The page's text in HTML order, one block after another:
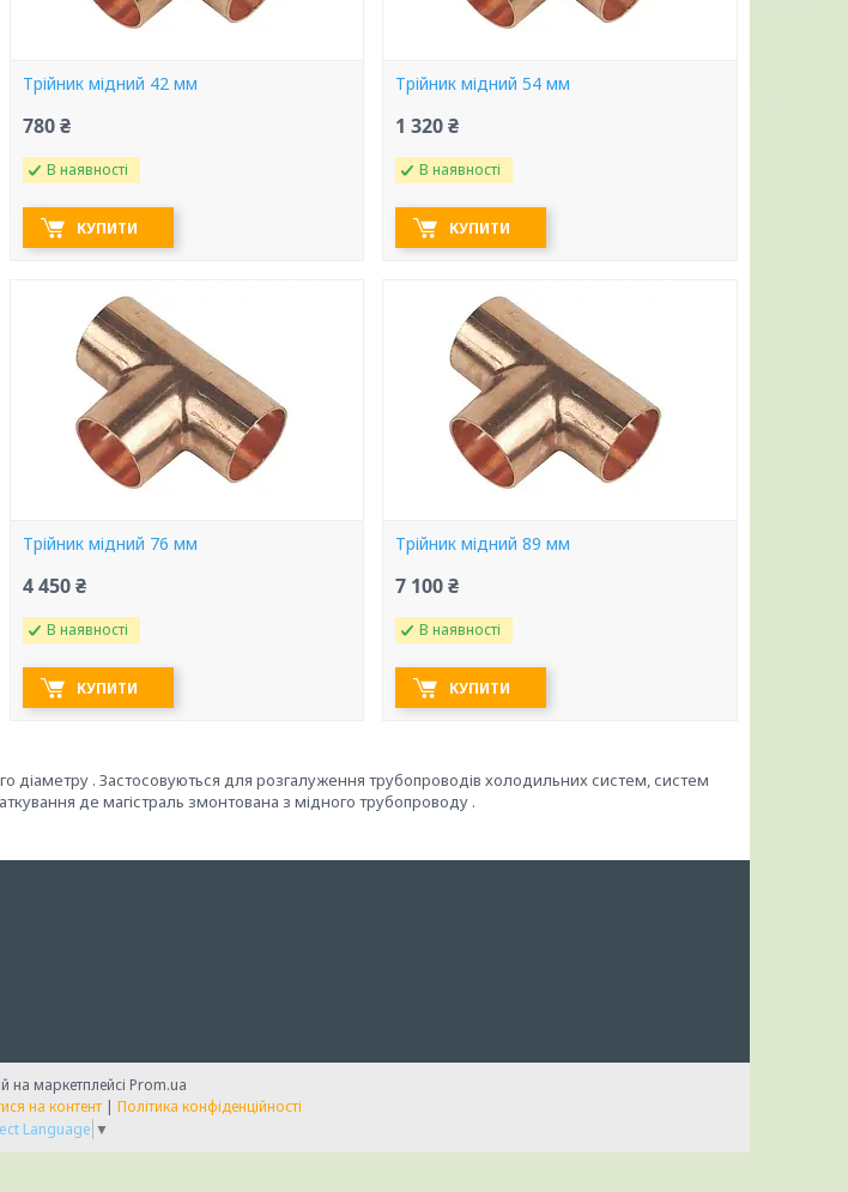
Трійник мідний 42 мм
780 ₴
В наявності
КУПИТИ
Трійник мідний 54 мм
1 320 ₴
В наявності
КУПИТИ
Трійник мідний 76 мм
4 450 ₴
В наявності
КУПИТИ
Трійник мідний 89 мм
7 100 ₴
В наявності
КУПИТИ
діаметру . Застосовуються для розгалуження трубопроводів холодильних систем, систем
де магістраль змонтована з мідного трубопроводу .
на маркетплейсі Prom.ua
на контент | Політика конфіденційності
Language ▼